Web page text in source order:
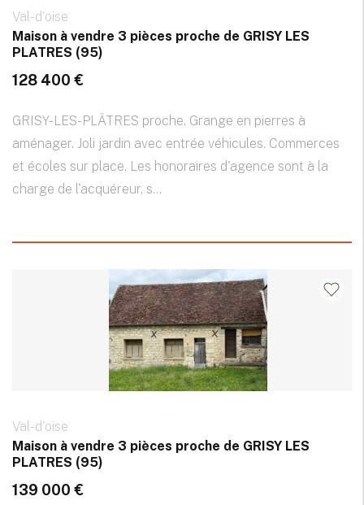
Val-d'oise
Maison à vendre 3 pièces proche de GRISY LES
PLATRES (95)
128 400 €
GRISY-LES-PLÂTRES proche. Grange en pierres à
aménager. Joli jardin avec entrée véhicules. Commerces
et écoles sur place. Les honoraires d'agence sont à la
charge de l'acquéreur, s...
Val-d'oise
Maison à vendre 3 pièces proche de GRISY LES
PLATRES (95)
139 000 €